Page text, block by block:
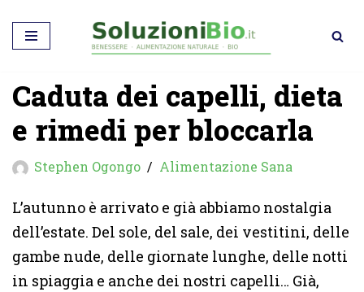
Vai
contenuto
Caduta dei capelli, dieta
e rimedi per bloccarla
Stephen Ogongo Alimentazione Sana
L’autunno è arrivato e già abbiamo nostalgia
dell’estate. Del sole, del sale, dei vestitini, delle
gambe nude, delle giornate lunghe, delle notti
in spiaggia e anche dei nostri capelli… Già,